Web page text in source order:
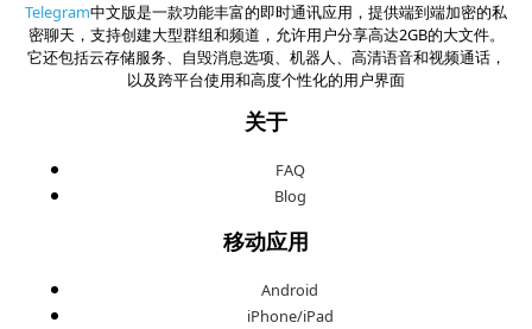
Telegram中文版是一款功能丰富的即时通讯应用，提供端到端加密的私
密聊天，支持创建大型群组和频道，允许用户分享高达2GB的大文件。
它还包括云存储服务、自毁消息选项、机器人、高清语音和视频通话，
以及跨平台使用和高度个性化的用户界面
关于
FAQ
Blog
移动应用
Android
iPhone/iPad